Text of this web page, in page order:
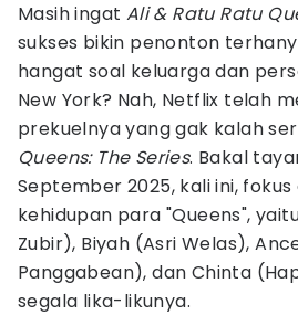
Masih ingat Ali & Ratu Ratu
sukses bikin penonton
hangat soal keluarga dan
New York? Nah, Netflix telah
prekuelnya yang gak kalah
Queens: The Series. Bakal
September 2025, kali ini,
kehidupan para "Queens",
Zubir), Biyah (Asri Welas),
Panggabean), dan Chinta
segala lika-likunya.